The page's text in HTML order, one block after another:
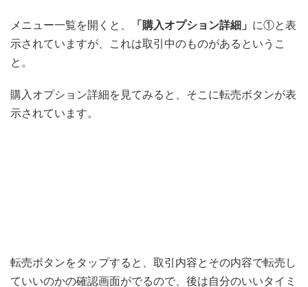
メニュー一覧を開くと、 「購入オプション詳細」 に①と表
示されていますが、これは取引中のものがあるというこ
と。
購入オプション詳細を見てみると、そこに転売ボタンが表
示されています。
転売ボタンをタップすると、取引内容とその内容で転売し
ていいのかの確認画面がでるので、後は自分のいいタイミ